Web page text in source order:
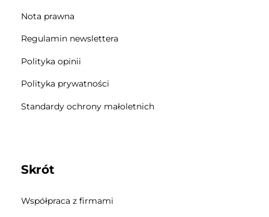
Nota prawna
Regulamin newslettera
Polityka opinii
Polityka prywatności
Standardy ochrony małoletnich
Skrót
Współpraca z firmami